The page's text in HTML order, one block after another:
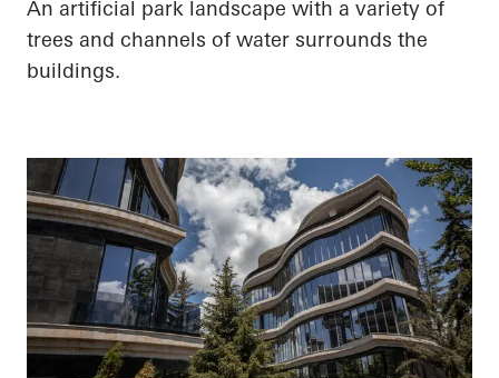
An artificial park landscape with a variety of
trees and channels of water surrounds the
buildings.